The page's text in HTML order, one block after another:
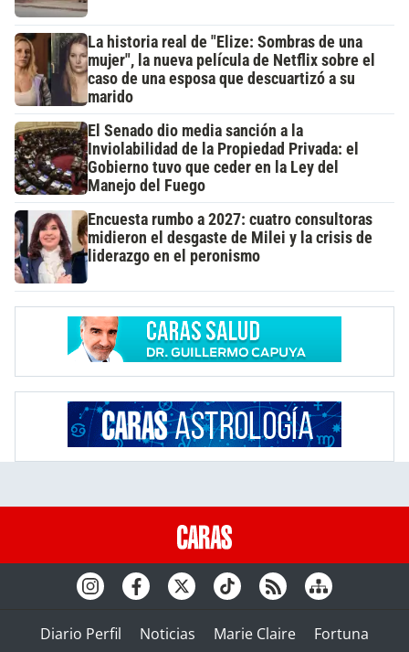
La historia real de "Elize: Sombras de una
mujer", la nueva película de Netflix sobre el
caso de una esposa que descuartizó a su
marido
El Senado dio media sanción a la
Inviolabilidad de la Propiedad Privada: el
Gobierno tuvo que ceder en la Ley del
Manejo del Fuego
Encuesta rumbo a 2027: cuatro consultoras
midieron el desgaste de Milei y la crisis de
liderazgo en el peronismo
Diario Perfil Noticias Marie Claire
Fortuna